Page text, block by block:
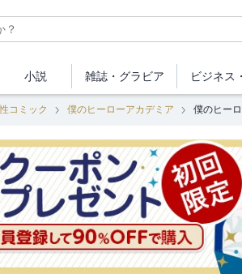
小説 雑誌・ グラビア ビジネス
コミック 僕のヒーローアカデミア 僕のヒー